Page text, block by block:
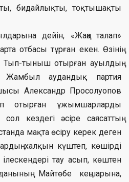
бидайлықты, тоқтышақты
дейін, «Жаңа талап»
отбасы тұрған екен. Өзінің
Тып-тыныш отырған ауылдың
аудандық партия
Александр Просолуопов
отырған ұжымшарларды
кездегі әсіре саясаттың
мақта өсіру керек деген
халқын күштеп, көшірді
тау асып, көштен
Майтөбе кеңшарына,